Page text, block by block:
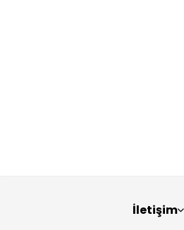
İletişim